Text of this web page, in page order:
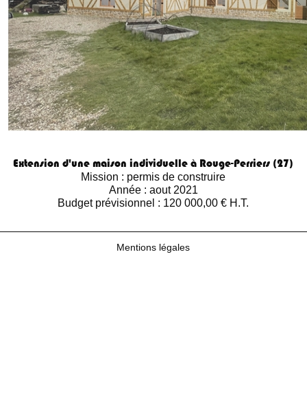
Extension d'une maison individuelle à Rouge-Perriers (27)
Mission : permis de construire
Année : aout 2021
Budget prévisionnel : 120 000,00 € H.T.
Mentions légales